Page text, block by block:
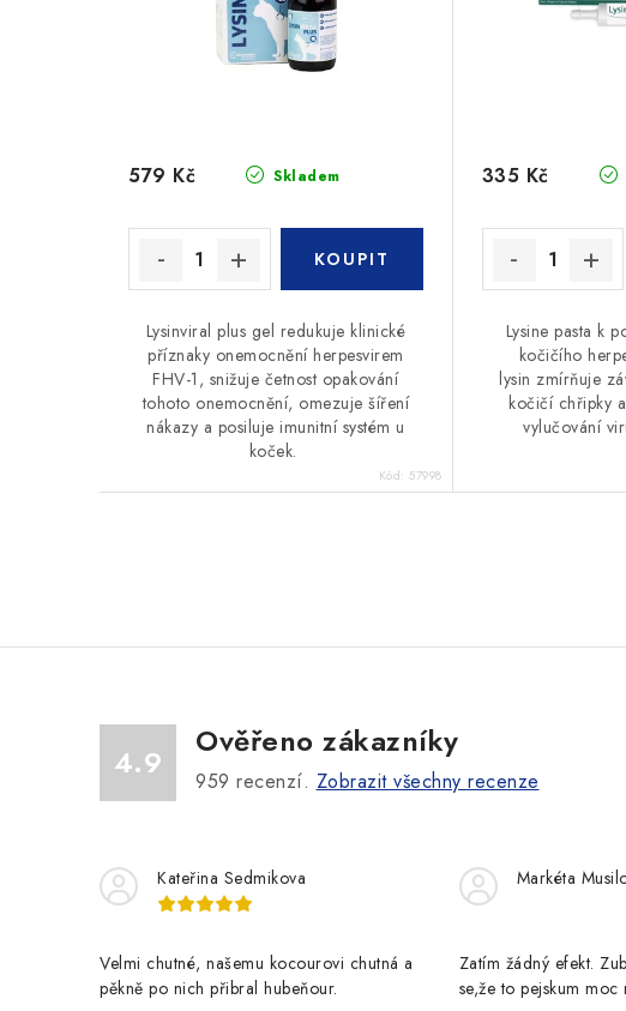
Skladem
579 Kč
Lysinviral plus gel redukuje klinické
příznaky onemocnění herpesvirem
FHV-1, snižuje četnost opakování
tohoto onemocnění, omezuje šíření
nákazy a posiluje imunitní systém u
koček.
Kód: 57998
335 Kč
Lysine pasta k
kočičího
lysin zmírňuje
kočičí chřipky
vylučování
í
p
r
v
4.9
Ověřeno zákazníky
959 recenzí. Zobrazit všechny recenze
Kateřina Sedmikova
Velmi chutné, našemu kocourovi chutná a
pěkně po nich přibral hubeňour.
Markéta
Zatím žádný efekt.
se,že to pejskum moc